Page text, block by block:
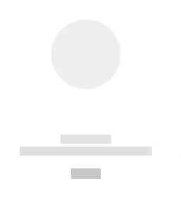
------------
----------- ----------- --------